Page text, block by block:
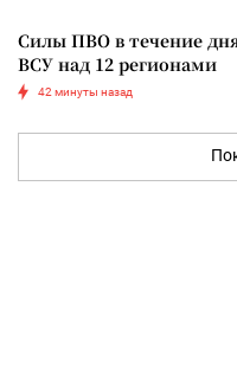
Силы ПВО в течение
ВСУ над 12 регионами
42 минуты назад